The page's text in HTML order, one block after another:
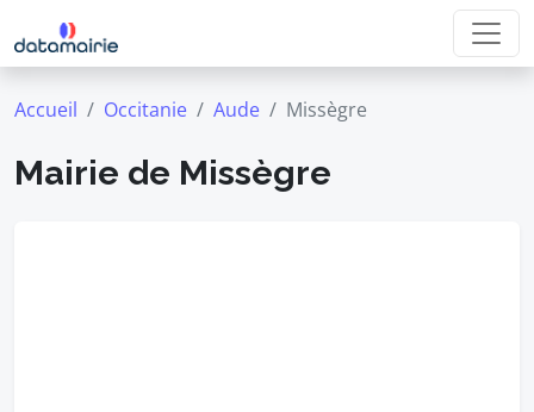
Accueil Occitanie Aude Missègre
Mairie de Missègre